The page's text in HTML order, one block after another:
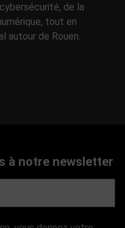
de la
tout en
autour de Rouen.
à notre newsletter